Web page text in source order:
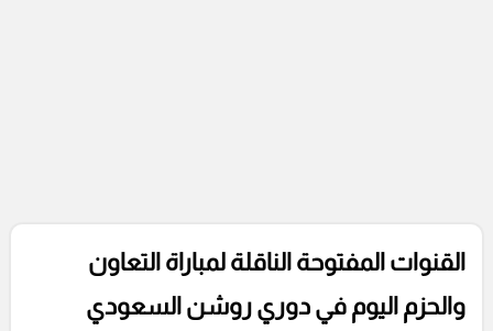
القنوات المفتوحة الناقلة لمباراة التعاون
والحزم اليوم في دوري روشن السعودي